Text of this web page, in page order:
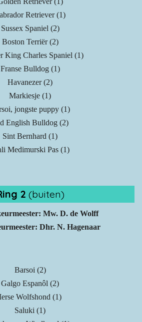
Retriever (1)
Sussex Spaniel (2)
Boston Terriër (2)
King Charles Spaniel (1)
Franse Bulldog (1)
Havanezer (2)
Markiesje (1)
jongste puppy (1)
English Bulldog (2)
Sint Bernhard (1)
Medimurski Pas (1)
2 (buiten)
Mw. D. de Wolff
Dhr. N. Hagenaar
Barsoi (2)
Galgo Espanôl (2)
Wolfshond (1)
Saluki (1)